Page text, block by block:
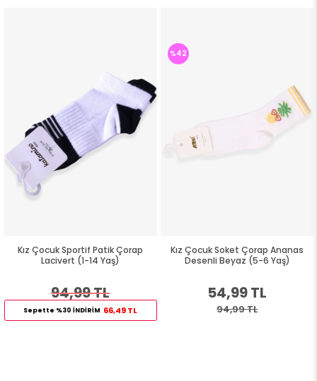
Kız Çocuk Sportif Patik Çorap
Lacivert (1-14 Yaş)
94,99 TL
Sepette %30 İNDİRİM 66,49 TL
Kız Çocuk Soket Çorap Ananas
Desenli Beyaz (5-6 Yaş)
54,99 TL
94,99 TL
%42